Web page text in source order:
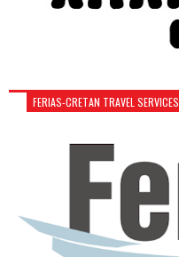
FERIAS-CRETAN TRAVEL SERVICES